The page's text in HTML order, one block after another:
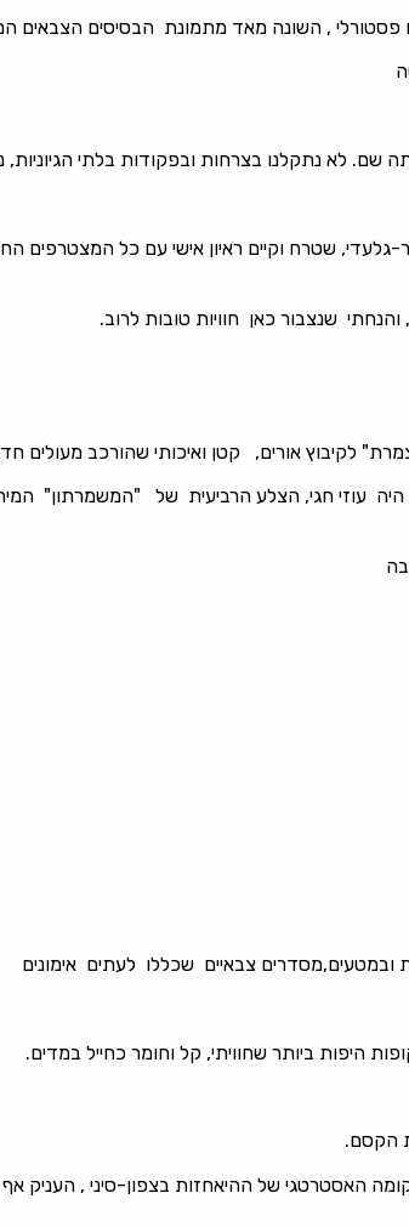
, השונה מאד מתמונת הבסיסים הצבאים
לא נתקלנו בצרחות ובפקודות בלתי הגיוניות,
שטרח וקיים ראיון אישי עם כל המצטרפים
שנצבור כאן חוויות טובות לרוב.
לקיבוץ אורים, קטן ואיכותי שהורכב מעולים
עוזי חגי, הצלע הרביעית של "המשמרתון"
ובמטעים,מסדרים צבאיים שכללו לעתים אימונים
היפות ביותר שחוויתי, קל וחומר כחייל במדים.
הקסם.
האסטרטגי של ההיאחזות בצפון-סיני , העניק אף